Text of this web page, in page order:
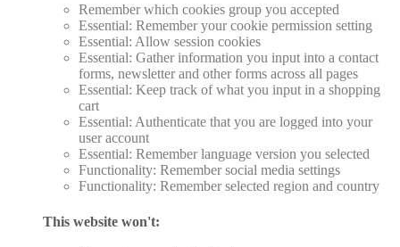
Remember which cookies group you accepted
Essential: Remember your cookie permission setting
Essential: Allow session cookies
Essential: Gather information you input into a contact
forms, newsletter and other forms across all pages
Essential: Keep track of what you input in a shopping
cart
Essential: Authenticate that you are logged into your
user account
Essential: Remember language version you selected
Functionality: Remember social media settings
Functionality: Remember selected region and country
This website won't: